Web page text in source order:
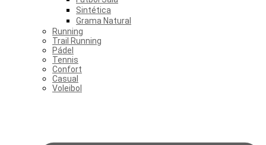
Sintética
Grama Natural
Running
Trail Running
Pádel
Tennis
Confort
Casual
Voleibol